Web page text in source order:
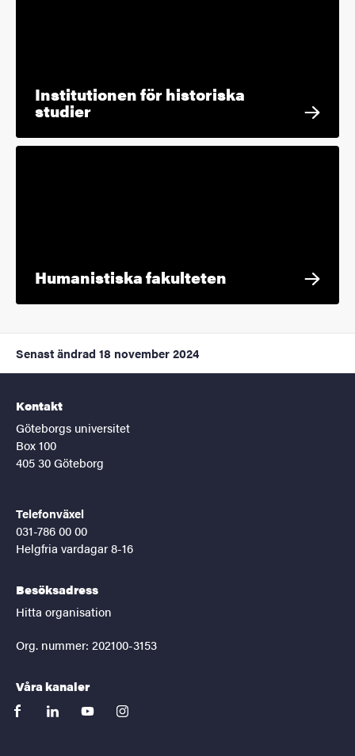
Institutionen för historiska
studier
Humanistiska fakulteten
Senast ändrad 18 november 2024
Kontakt
Göteborgs universitet
Box 100
405 30 Göteborg
Telefonväxel
031-786 00 00
Helgfria vardagar 8-16
Besöksadress
Hitta organisation
Org. nummer: 202100-3153
Våra kanaler
facebooklinkedinyoutubeinstagram